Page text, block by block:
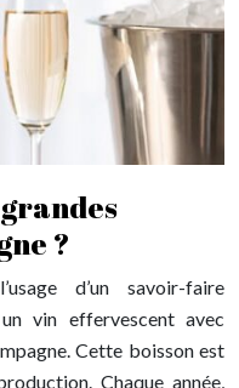
?
d’un savoir-faire
vin effervescent avec
Cette boisson est
Chaque année,